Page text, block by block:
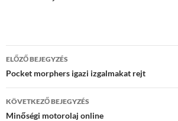
Bejegyzés
navigáció
ELŐZŐ BEJEGYZÉS
Pocket morphers igazi izgalmakat rejt
KÖVETKEZŐ BEJEGYZÉS
Minőségi motorolaj online